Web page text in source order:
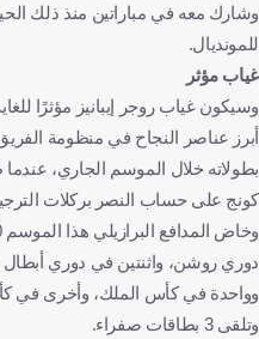
وشارك معه في مباراتين منذ ذلك
للمونديال.
غياب مؤثر
وسيكون غياب روجر إيبانيز مؤثرًا
أبرز عناصر النجاح في منظومة
بطولاته خلال الموسم الجاري،
كونج على حساب النصر بركلات الترجيح
دوري روشن، واثنتين في دوري أبطال
وواحدة في كأس الملك، وأخرى في
وتلقى 3 بطاقات صفراء.